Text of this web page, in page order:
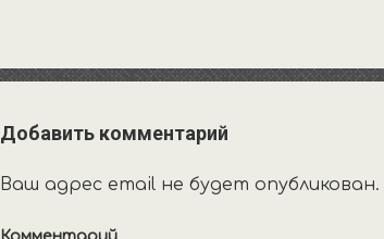
Добавить комментарий
Ваш адрес email не будет опубликован.
Комментарий